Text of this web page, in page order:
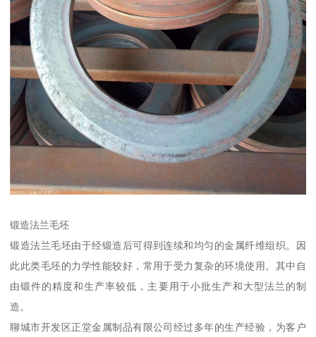
锻造法兰毛坯
锻造法兰毛坯由于经锻造后可得到连续和均匀的金属纤维组织。因
此此类毛坯的力学性能较好，常用于受力复杂的环境使用。其中自
由锻件的精度和生产率较低，主要用于小批生产和大型法兰的制
造。
聊城市开发区正堂金属制品有限公司经过多年的生产经验，为客户